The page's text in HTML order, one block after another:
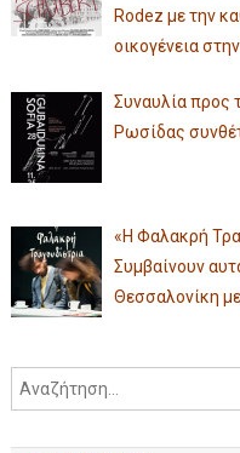
Rodez με την
οικογένεια
Συναυλία προς
Ρωσίδας
«Η Φαλακρή
Συμβαίνουν
Θεσσαλονίκη